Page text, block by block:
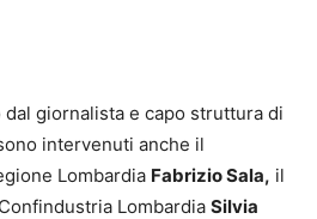
giornalista e capo struttura di
intervenuti anche il
Lombardia Fabrizio Sala, il
Lombardia Silvia